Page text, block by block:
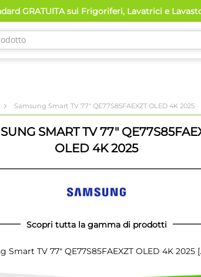
GRATUITA sui Frigoriferi, Lavatrici e
Samsung Smart TV 77" QE77S85FAEXZT OLED 4K 2025
SMART TV 77"
OLED 4K 2025
Scopri tutta la gamma di prodotti
Smart TV 77" QE77S85FAEXZT OLED 4K 2025